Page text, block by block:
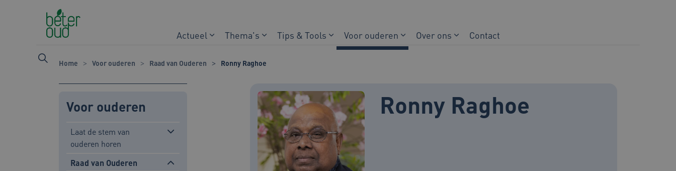
Naar hoofdinhoud
Naar footer
Actueel Thema's Tips & Tools Voor ouderen Over ons Contact
Home Voor ouderen Raad van Ouderen Ronny Raghoe
Voor ouderen
Laat de stem van
ouderen horen
Raad van Ouderen
Ronny Raghoe